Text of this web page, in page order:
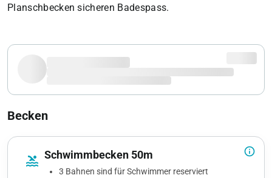
Planschbecken sicheren Badespass.
Becken
info_outline
pool Schwimmbecken 50m
3 Bahnen sind für Schwimmer reserviert